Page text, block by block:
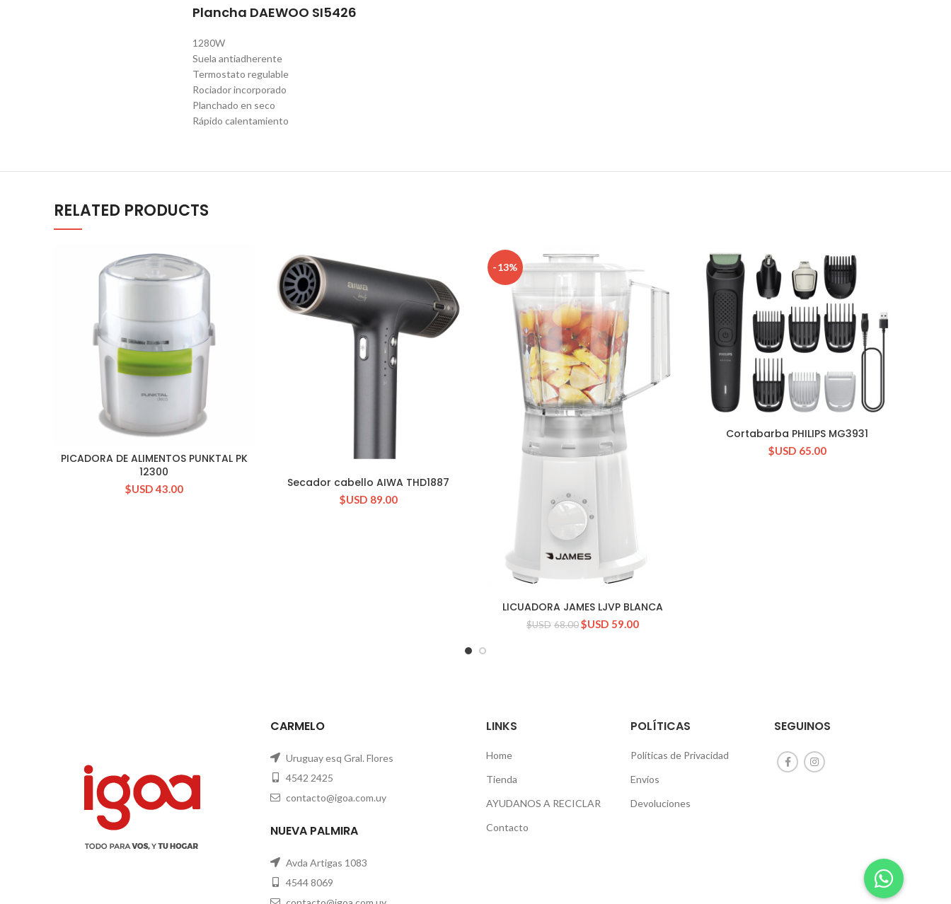
Plancha DAEWOO SI5426
1280W
Suela antiadherente
Termostato regulable
Rociador incorporado
Planchado en seco
Rápido calentamiento
RELATED PRODUCTS
CONSULTAR STOCK
PICADORA DE ALIMENTOS PUNKTAL PK
12300
$USD 43.00 CONSULTAR STOCK
Secador cabello AIWA THD1887
$USD 89.00
-13%
CONSULTAR STOCK
LICUADORA JAMES LJVP BLANCA
$USD 68.00$USD 59.00
CONSULTAR STOCK
Cortabarba PHILIPS MG3931
$USD 65.00
CARMELO
Uruguay esq Gral. Flores
4542 2425
contacto@igoa.com.uy
NUEVA PALMIRA
Avda Artigas 1083
4544 8069
LINKS
Home
Tienda
AYUDANOS A RECICLAR
Contacto
POLÍTICAS
Políticas de Privacidad
Envíos
Devoluciones
SEGUINOS